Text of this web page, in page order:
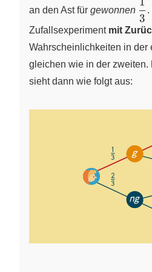
an den Ast für gewonnen
{3}
3
.
Zufallsexperiment mit
Wahrscheinlichkeiten in der
gleichen wie in der zweiten.
sieht dann wie folgt aus: